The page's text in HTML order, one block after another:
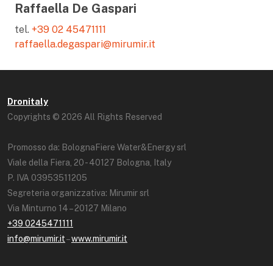
Raffaella De Gaspari
tel. +39 02 45471111
raffaella.degaspari@mirumir.it
Dronitaly
Copyrights © 2026 All Rights Reserved
Promosso da: BolognaFiere Water&Energy srl
Viale della Fiera, 20 - 40127 Bologna, Italy
P. IVA 03953511205
Segreteria organizzativa: Mirumir srl
Via Minturno 14 – 20127 Milano
+39 0245471111
info@mirumir.it–www.mirumir.it